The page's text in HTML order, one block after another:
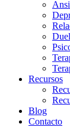
Recursos
Blog
Contacto